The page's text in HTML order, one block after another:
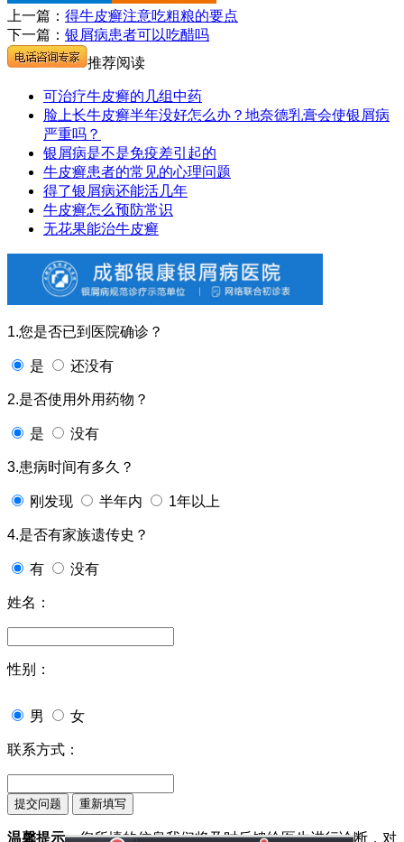
上一篇： 得牛皮癣注意吃粗粮的要点
下一篇： 银屑病患者可以吃醋吗
推荐阅读
可治疗牛皮癣的几组中药
脸上长牛皮癣半年没好怎么办？地奈德乳膏会使银屑病
严重吗？
银屑病是不是免疫差引起的
牛皮癣患者的常见的心理问题
得了银屑病还能活几年
牛皮癣怎么预防常识
无花果能治牛皮癣
1.您是否已到医院确诊？
是 还没有
2.是否使用外用药物？
是 没有
3.患病时间有多久？
刚发现 半年内 1年以上
4.是否有家族遗传史？
有 没有
姓名：
性别：
男 女
联系方式：
温馨提示：您所填的信息我们将及时反馈给医生进行诊断，对